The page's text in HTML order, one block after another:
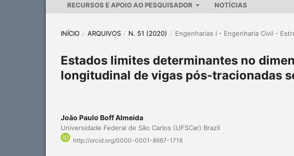
RECURSOS E APOIO AO PESQUISADOR NOTÍCIAS
INÍCIO / ARQUIVOS / N. 51 (2020) / Engenharias I - Engenharia Civil -
Estados limites determinantes no
longitudinal de vigas pós-tracionadas
João Paulo Boff Almeida
Universidade Federal de São Carlos (UFSCar) Brazil
http://orcid.org/0000-0001-8667-1718